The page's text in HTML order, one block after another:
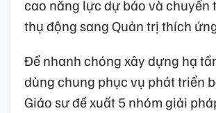
cao năng lực dự báo và chuyển
thụ động sang Quản trị thích
Để nhanh chóng xây dựng hạ
dùng chung phục vụ phát triển
Giáo sư đề xuất 5 nhóm giải